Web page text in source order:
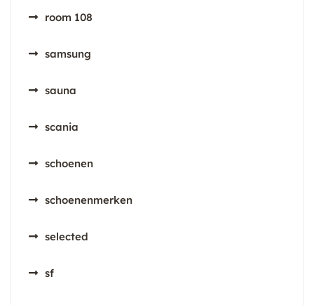
room 108
samsung
sauna
scania
schoenen
schoenenmerken
selected
sf